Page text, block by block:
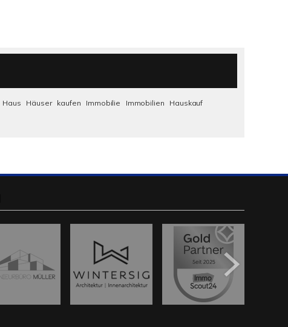
Haus Häuser kaufen Immobilie Immobilien
Hauskauf